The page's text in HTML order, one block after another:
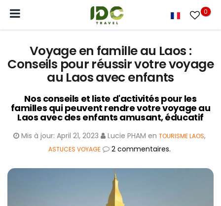
0
Voyage en famille au Laos :
Conseils pour réussir votre voyage
au Laos avec enfants
Nos conseils et liste d'activités pour les
familles qui peuvent rendre votre voyage au
Laos avec des enfants amusant, éducatif
Mis à jour: April 21, 2023 Lucie PHAM en TOURISME LAOS,
ASTUCES VOYAGE 2 commentaires.